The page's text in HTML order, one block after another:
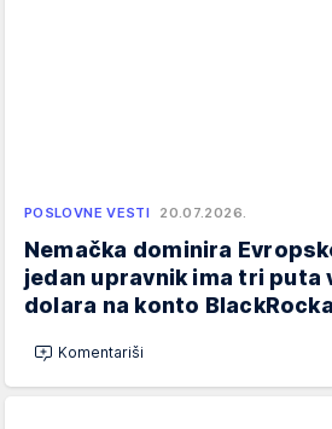
POSLOVNE VESTI 20.07.2026.
Nemačka dominira
jedan upravnik ima tri puta
dolara na konto BlackRocka
Komentariši